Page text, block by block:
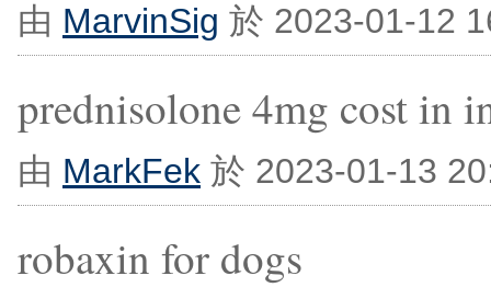
由 MarvinSig 於 2023-01-12
prednisolone 4mg cost in
由 MarkFek 於 2023-01-13
robaxin for dogs